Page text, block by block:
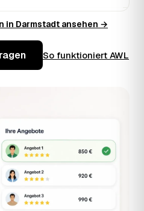
in Darmstadt ansehen →
So funktioniert AWL